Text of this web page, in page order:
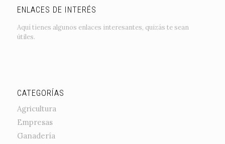
ENLACES DE INTERÉS
Aquí tienes algunos enlaces interesantes, quizás te sean
útiles.
CATEGORÍAS
Agricultura
Empresas
Ganadería